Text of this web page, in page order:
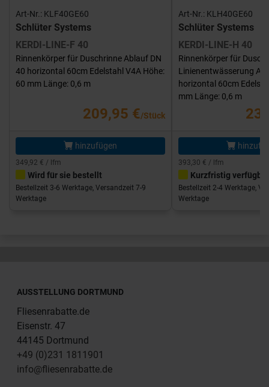
Art-Nr.: KLF40GE60
Schlüter Systems
KERDI-LINE-F 40
Rinnenkörper für Duschrinne Ablauf DN
40 horizontal 60cm Edelstahl V4A Höhe:
60 mm Länge: 0,6 m
209,95 €/Stück
hinzufügen
349,92 € / lfm
Wird für sie bestellt
Bestellzeit 3-6 Werktage, Versandzeit 7-9
Werktage
Art-Nr.: KLH40GE60
Schlüter Systems
KERDI-LINE-H 40
Rinnenkörper für
Linienentwässerung
horizontal 60cm
mm Länge: 0,6 m
393,30 € / lfm
Kurzfristig verfügbar
Bestellzeit 2-4 Werktage,
Werktage
AUSSTELLUNG DORTMUND
Fliesenrabatte.de
Eisenstr. 47
44145 Dortmund
+49 (0)231 1811901
info@fliesenrabatte.de